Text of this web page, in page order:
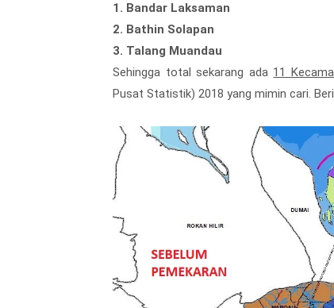
1. Bandar Laksaman
2. Bathin Solapan
3. Talang Muandau
Sehingga total sekarang ada 11
Pusat Statistik) 2018 yang mimin cari.